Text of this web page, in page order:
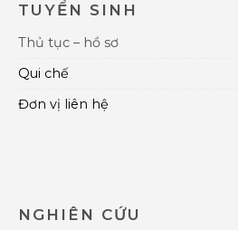
TUYỂN SINH
Thủ tục – hồ sơ
Qui chế
Đơn vị liên hệ
NGHIÊN CỨU